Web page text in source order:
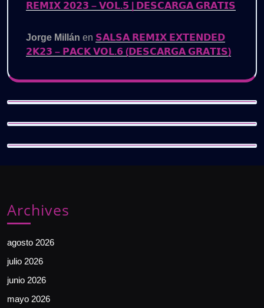
𝗥𝗘𝗠𝗜𝗫 𝟮𝟬𝟮𝟯 – 𝗩𝗢𝗟.𝟱 | 𝗗𝗘𝗦𝗖𝗔𝗥𝗚𝗔 𝗚𝗥𝗔𝗧𝗜𝗦
Jorge Millán en 𝗦𝗔𝗟𝗦𝗔 𝗥𝗘𝗠𝗜𝗫 𝗘𝗫𝗧𝗘𝗡𝗗𝗘𝗗
𝟮𝗞𝟮𝟯 – 𝗣𝗔𝗖𝗞 𝗩𝗢𝗟.𝟲 (𝗗𝗘𝗦𝗖𝗔𝗥𝗚𝗔 𝗚𝗥𝗔𝗧𝗜𝗦)
Archives
agosto 2026
julio 2026
junio 2026
mayo 2026